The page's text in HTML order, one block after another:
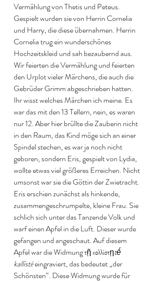
Vermählung von Thetis und Peteus.
Gespielt wurden sie von Herrin Cornelia
und Harry, die diese übernahmen. Herrin
Cornelia trug ein wunderschönes
Hochzeitskleid und sah bezaubernd aus.
Wir feierten die Vermählung und feierten
den Urplot vieler Märchens, die auch die
Gebrüder Grimm abgeschrieben hatten.
Ihr wisst welches Märchen ich meine. Es
war das mit den 13 Tellern, nein, es waren
nur 12. Aber hier brüllte die Zauberin nicht
in den Raum, das Kind möge sich an einer
Spindel stechen, es war ja noch nicht
geboren, sondern Eris, gespielt von Lydia,
wollte etwas viel größeres Erreichen. Nicht
umsonst war sie die Göttin der Zwietracht.
Eris erschien zunächst als hinkende,
zusammengeschrumpelte, kleine Frau. Sie
schlich sich unter das Tanzende Volk und
warf einen Apfel in die Luft. Dieser wurde
gefangen und angeschaut. Auf diesem
Apfel war die Widmung τῇ καλλίστῃtḗ
kallístē eingraviert, das bedeutet „der
Schönsten“. Diese Widmung wurde für